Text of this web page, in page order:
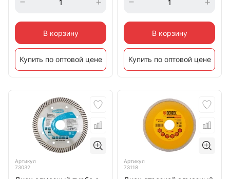
В корзину
Купить по оптовой цене
В корзину
Купить по оптовой цене
Артикул
73032
Артикул
73118